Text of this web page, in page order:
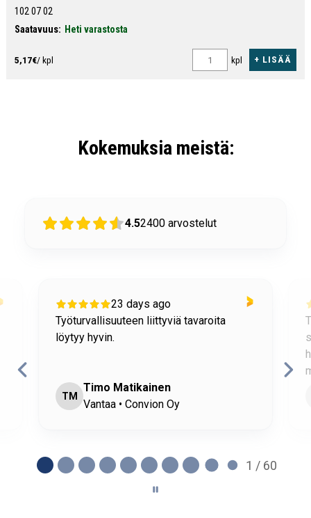
102 07 02
Saatavuus: Heti varastosta
5,17€/ kpl kpl + LISÄÄ
Kokemuksia meistä:
4.52400 arvostelut
23 days ago
Työturvallisuuteen liittyviä tavaroita
löytyy hyvin.
TM
Timo Matikainen
Vantaa • Convion Oy
1 / 60